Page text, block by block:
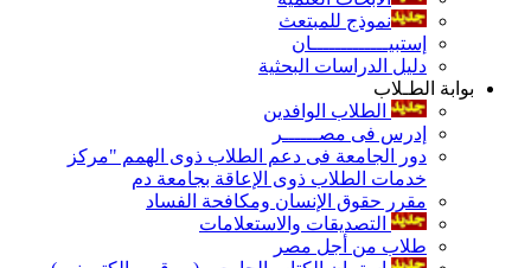
نموذج للمبتعث
إستبيـــــــــــــان
دليل الدراسات البحثية
بوابة الطـلاب
الطلاب الوافدين
إدرس فى مصــــــر
دور الجامعة فى دعم الطلاب ذوى الهمم "مركز
خدمات الطلاب ذوى الإعاقة بجامعة دم
مقرر حقوق الإنسان ومكافحة الفساد
التصديقات والاستعلامات
طلاب من أجل مصر